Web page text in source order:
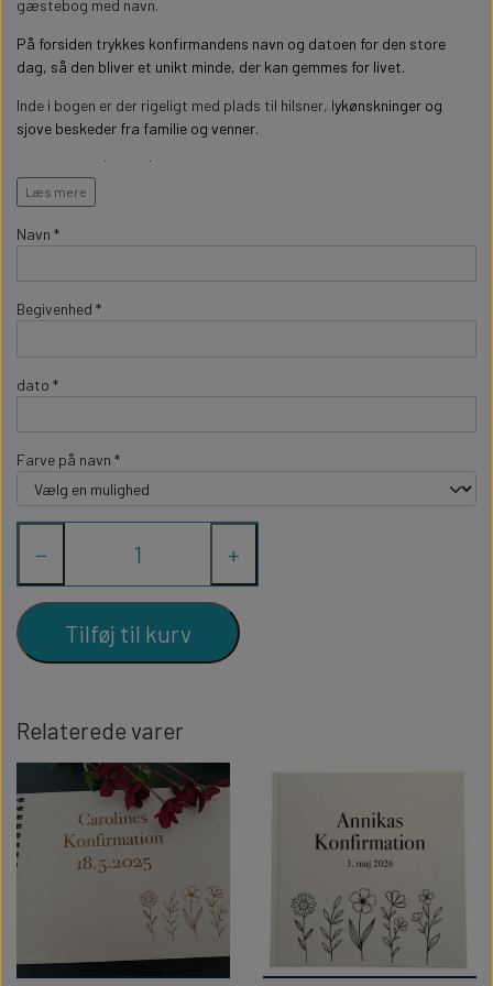
PERSONLIGE LED LAMPER
FLASKER MED LYS
FORKLÆDER MED TEKST
STUDENT
NYTÅRS FEST
WILLOW TREE OPHÆNG
BADEVÆRELSET
TEKST OG BOGSTAVER
WALLSTICKERS
gæstebog med navn.
På forsiden trykkes konfirmandens navn og datoen for den store
dag, så den bliver et unikt minde, der kan gemmes for livet.
Inde i bogen er der rigeligt med plads til hilsner, lykønskninger og
sjove beskeder fra familie og venner.
Med 88 sider (44ark) burde der være massere af plads til hilsner, men
også plads til at indsætte gaveliste og fotos fra dagen.
Gæstebogen trykkes med navn og dato.
Gæstebogen er produceret i EU og trykt i Danmark
Læs mere
Navn *
Begivenhed *
dato *
Farve på navn *
− +
Tilføj til kurv
Relaterede varer